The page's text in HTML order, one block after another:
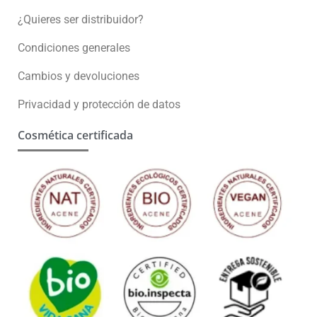
¿Quieres ser distribuidor?
Condiciones generales
Cambios y devoluciones
Privacidad y protección de datos
Cosmética certificada